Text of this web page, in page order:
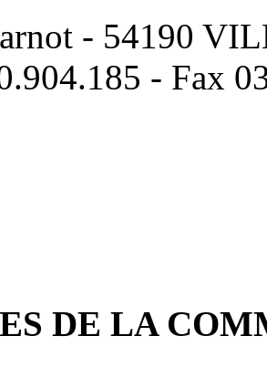
- 54190
- Fax
DE LA